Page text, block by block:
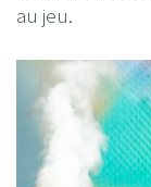
au jeu.